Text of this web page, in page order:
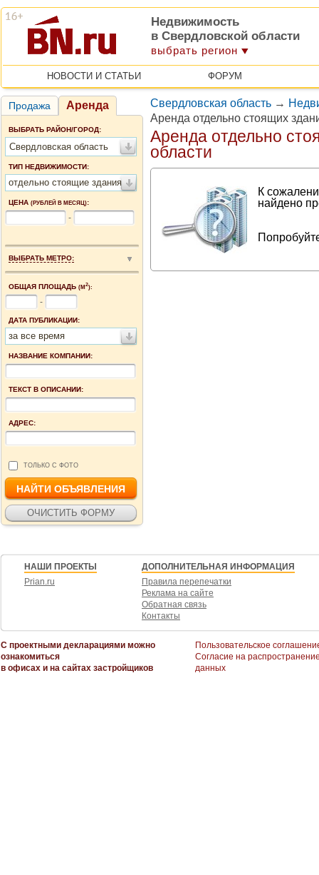
Недвижимость
в Свердловской области
выбрать регион
НОВОСТИ И СТАТЬИ ФОРУМ
Продажа Аренда
ВЫБРАТЬ РАЙОН/ГОРОД:
Свердловская область
ТИП НЕДВИЖИМОСТИ:
отдельно стоящие здания
ЦЕНА (РУБЛЕЙ В МЕСЯЦ):
-
ВЫБРАТЬ МЕТРО:
ОБЩАЯ ПЛОЩАДЬ (М2):
-
ДАТА ПУБЛИКАЦИИ:
за все время
НАЗВАНИЕ КОМПАНИИ:
ТЕКСТ В ОПИСАНИИ:
АДРЕС:
ТОЛЬКО С ФОТО
Свердловская область →
Аренда отдельно стоящих
Аренда отдельно
области
К
найдено
НАШИ ПРОЕКТЫ
Prian.ru
ДОПОЛНИТЕЛЬНАЯ ИНФОРМАЦИЯ
Правила перепечатки
Реклама на сайте
Обратная связь
Контакты
С проектными декларациями можно
ознакомиться
в офисах и на сайтах застройщиков
Пользовательское
Согласие на
данных